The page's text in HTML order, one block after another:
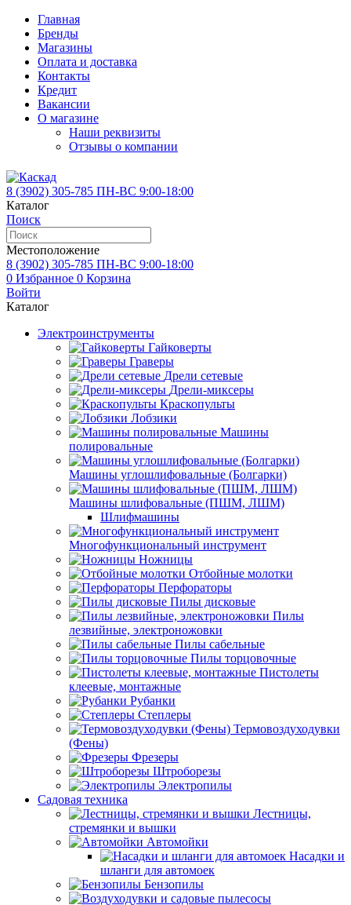
Главная
Бренды
Магазины
Оплата и доставка
Контакты
Кредит
Вакансии
О магазине
Наши реквизиты
Отзывы о компании
8 (3902) 305-785 ПН-ВС 9:00-18:00
Каталог
Поиск
Местоположение
8 (3902) 305-785 ПН-ВС 9:00-18:00
0 Избранное 0 Корзина
Войти
Каталог
Электроинструменты
Гайковерты
Граверы
Дрели сетевые
Дрели-миксеры
Краскопульты
Лобзики
Машины
полировальные
Машины углошлифовальные (Болгарки)
Машины шлифовальные (ПШМ, ЛШМ)
Шлифмашины
Многофункциональный инструмент
Ножницы
Отбойные молотки
Перфораторы
Пилы дисковые
Пилы
лезвийные, электроножовки
Пилы сабельные
Пилы торцовочные
Пистолеты
клеевые, монтажные
Рубанки
Степлеры
Термовоздуходувки
(Фены)
Фрезеры
Штроборезы
Электропилы
Садовая техника
Лестницы,
стремянки и вышки
Автомойки
Насадки и
шланги для автомоек
Бензопилы